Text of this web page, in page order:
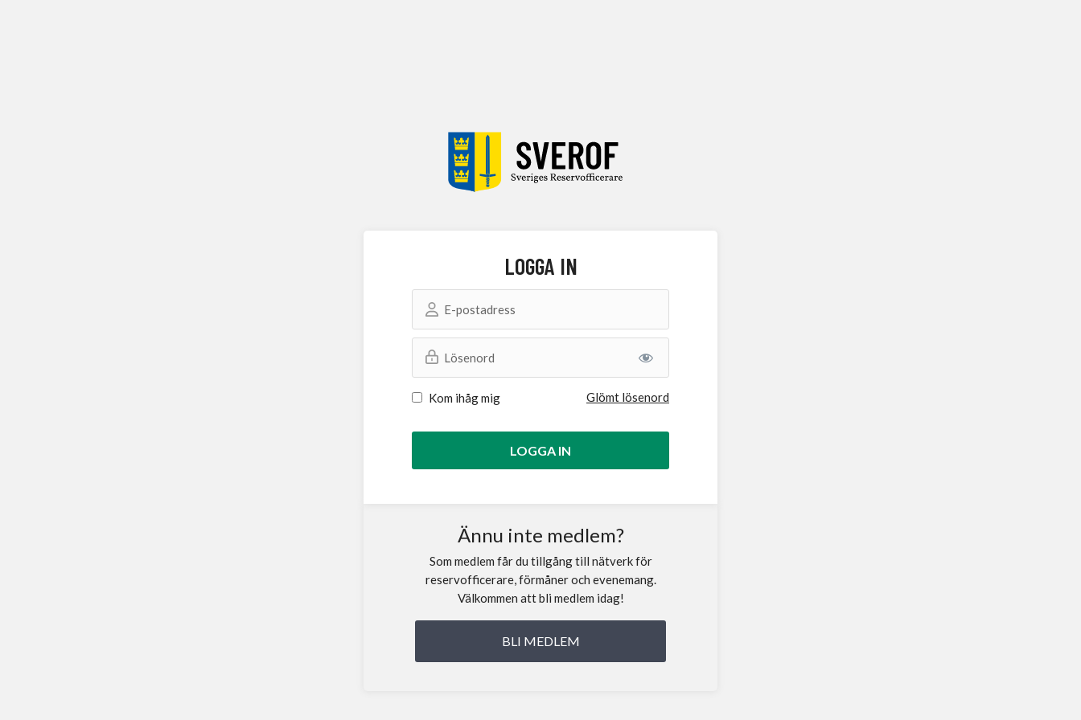
LOGGA IN
E-postadress
Lösenord
Kom ihåg mig Glömt lösenord
Ännu inte medlem?
Som medlem får du tillgång till nätverk för
reservofficerare, förmåner och evenemang.
Välkommen att bli medlem idag!
BLI MEDLEM